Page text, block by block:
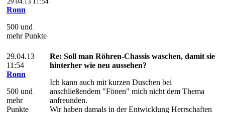
Ronn
500 und
mehr Punkte
29.04.13
11:54
Ronn
500 und
mehr
Punkte
Re: Soll man Röhren-Chassis waschen, damit sie
hinterher wie neu aussehen?
Ich kann auch mit kurzen Duschen bei
anschließendem "Fönen" mich nicht dem Thema
anfreunden.
Wir haben damals in der Entwicklung Herrschaften